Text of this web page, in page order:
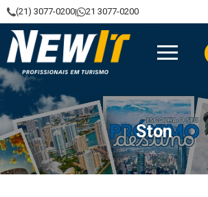
(21) 3077-0200 21 3077-0200
NewIt - Profissionais em Turismo
Ston